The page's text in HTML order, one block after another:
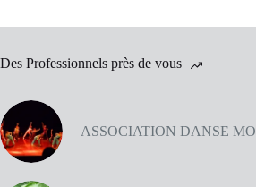
Des Professionnels près de vous
ASSOCIATION DANSE